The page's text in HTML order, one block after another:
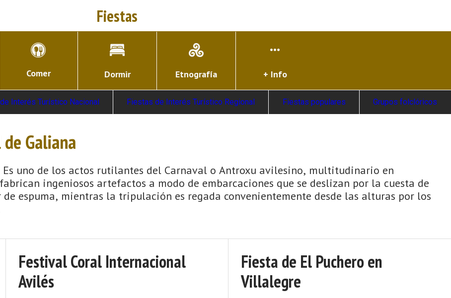
Fiestas
Comer Dormir Etnografía + Info
Interés Turístico Nacional Fiestas de Interés Turístico Regional Fiestas populares Grupos folclóricos
Galiana
uno de los actos rutilantes del Carnaval o Antroxu avilesino, multitudinario en
ingeniosos artefactos a modo de embarcaciones que se deslizan por la cuesta de
espuma, mientras la tripulación es regada convenientemente desde las alturas por los
Festival Coral Internacional
Avilés
Fiesta de El Puchero en
Villalegre